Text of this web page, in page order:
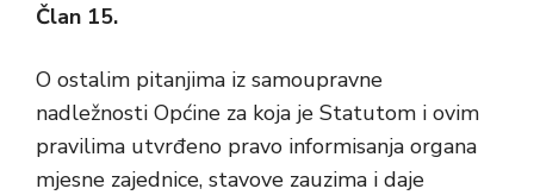
Član 15.
O ostalim pitanjima iz samoupravne
nadležnosti Općine za koja je Statutom i ovim
pravilima utvrđeno pravo informisanja organa
mjesne zajednice, stavove zauzima i daje